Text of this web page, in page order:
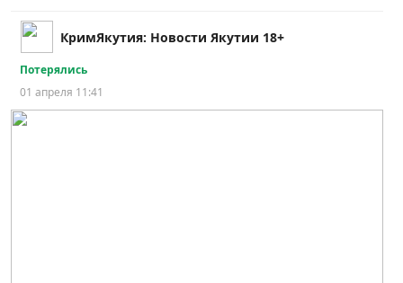
КримЯкутия: Новости Якутии 18+
Потерялись
01 апреля 11:41